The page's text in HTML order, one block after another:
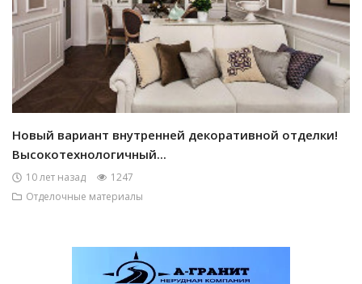
Новый вариант внутренней декоративной отделки!
Высокотехнологичный...
10 лет назад
1247
Отделочные материалы